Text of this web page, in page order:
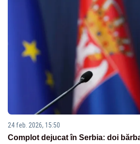
24 feb. 2026, 15:50
Complot dejucat în Serbia: doi